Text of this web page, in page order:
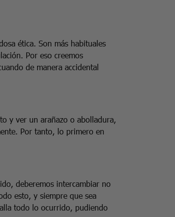
ética. Son más habituales
Por eso creemos
de manera accidental
y ver un arañazo o abolladura,
Por tanto, lo primero en
deberemos intercambiar no
esto, y siempre que sea
todo lo ocurrido, pudiendo